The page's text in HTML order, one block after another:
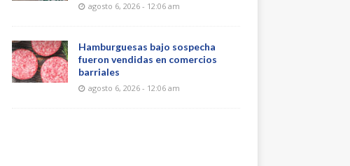
agosto 6, 2026 - 12:06 am
Hamburguesas bajo sospecha
fueron vendidas en comercios
barriales
agosto 6, 2026 - 12:06 am